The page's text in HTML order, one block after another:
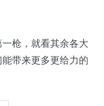
枪，就看其余各大
带来更多更给力的